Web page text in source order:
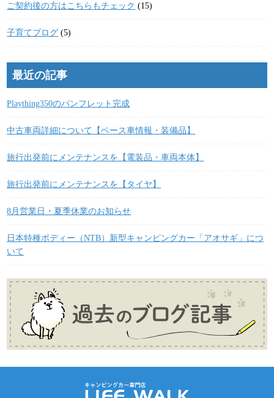
ご契約後の方はこちらもチェック (15)
子育てブログ (5)
最近の記事
Plaything350のパンフレット完成
中古車両詳細について【ベース車情報・装備品】
旅行出発前にメンテナンスを【電装品・車両本体】
旅行出発前にメンテナンスを【タイヤ】
8月営業日・夏季休業のお知らせ
日本特種ボディー（NTB）新型キャンピングカー「アオサギ」につ
いて